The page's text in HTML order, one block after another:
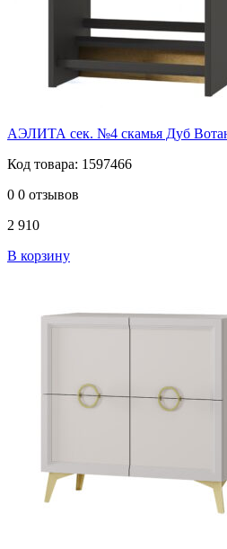
АЭЛИТА сек. №4 скамья Дуб
Код товара: 1597466
0 0 отзывов
2 910
В корзину